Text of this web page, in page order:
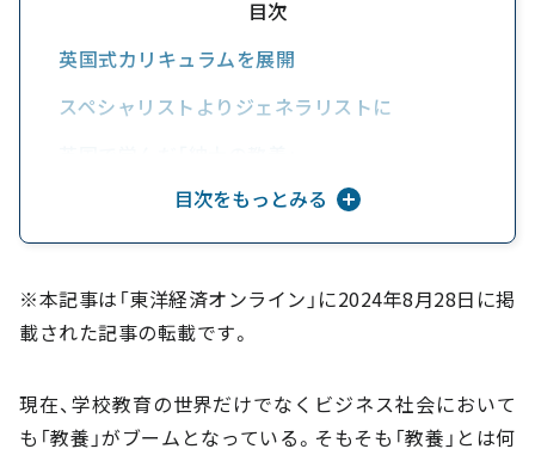
目次
英国式カリキュラムを展開
スペシャリストよりジェネラリストに
アジアの人たちもゲームメークする側に
ラグビー校の教育が目指すもの
目次をもっとみる
※本記事は「東洋経済オンライン」に2024年8月28日に掲
載された記事の転載です。
現在、学校教育の世界だけでなくビジネス社会において
も「教養」がブームとなっている。そもそも「教養」とは何